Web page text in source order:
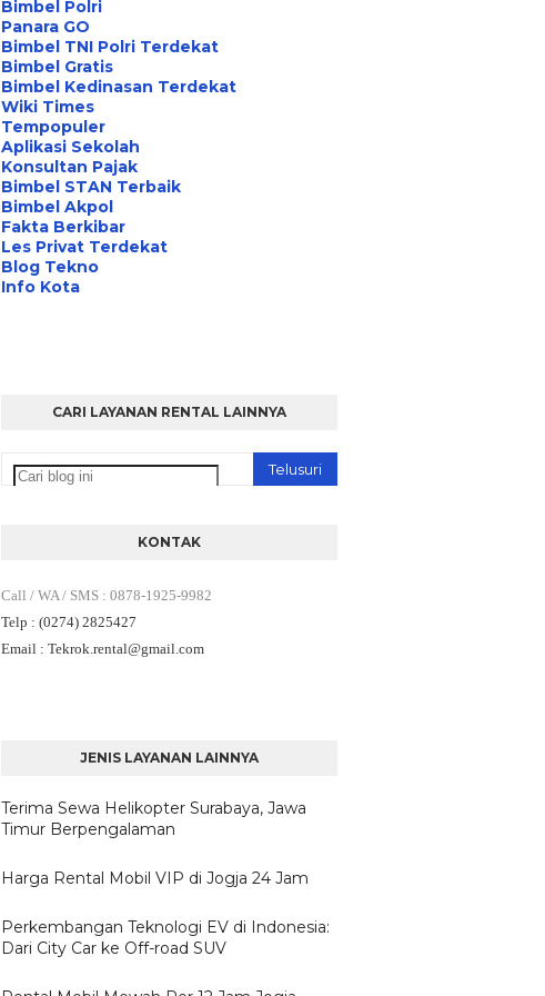
Bimbel Polri
Panara GO
Bimbel TNI Polri Terdekat
Bimbel Gratis
Bimbel Kedinasan Terdekat
Wiki Times
Tempopuler
Aplikasi Sekolah
Konsultan Pajak
Bimbel STAN Terbaik
Bimbel Akpol
Fakta Berkibar
Les Privat Terdekat
Blog Tekno
Info Kota
CARI LAYANAN RENTAL LAINNYA
KONTAK
Call / WA / SMS : 0878-1925-9982
Telp : (0274) 2825427
Email : Tekrok.rental@gmail.com
JENIS LAYANAN LAINNYA
Terima Sewa Helikopter Surabaya, Jawa
Timur Berpengalaman
Harga Rental Mobil VIP di Jogja 24 Jam
Perkembangan Teknologi EV di Indonesia:
Dari City Car ke Off-road SUV